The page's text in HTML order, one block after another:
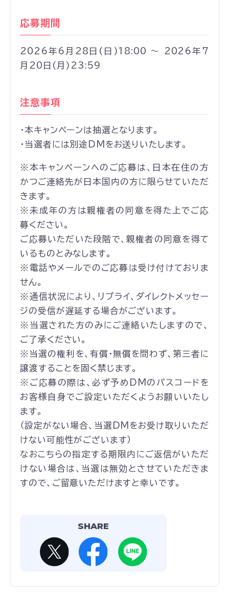
応募期間
2026年6月28日(日)18:00 ～ 2026年7
月20日(月)23:59
注意事項
・本キャンペーンは抽選となります。
・当選者には別途DMをお送りいたします。
※本キャンペーンへのご応募は、日本在住の方
かつご連絡先が日本国内の方に限らせていただ
きます。
※未成年の方は親権者の同意を得た上でご応
募ください。
ご応募いただいた段階で、親権者の同意を得て
いるものとみなします。
※電話やメールでのご応募は受け付けておりま
せん。
※通信状況により、リプライ、ダイレクトメッセー
ジの受信が遅延する場合がございます。
※当選された方のみにご連絡いたしますので、
ご了承ください。
※当選の権利を、有償・無償を問わず、第三者に
譲渡することを固く禁じます。
※ご応募の際は、必ず予めDMのパスコードを
お客様自身でご設定いただくようお願いいたし
ます。
（設定がない場合、当選DMをお受け取りいただ
けない可能性がございます）
なおこちらの指定する期限内にご返信がいただ
けない場合は、当選は無効とさせていただきま
すので、ご留意いただけますと幸いです。
SHARE